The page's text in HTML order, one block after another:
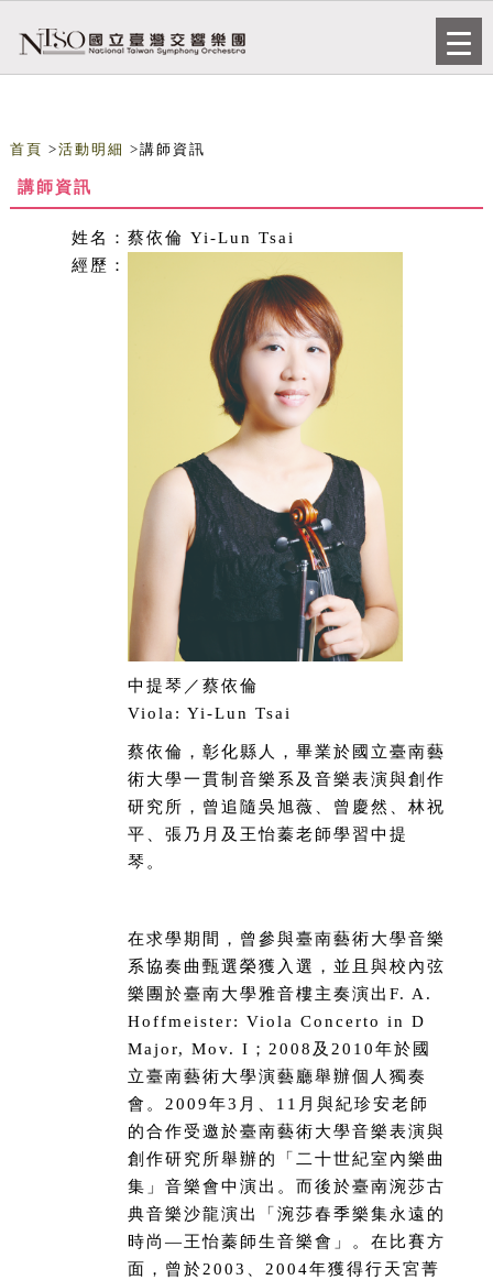
首頁 >活動明細 >講師資訊
講師資訊
姓名： 蔡依倫 Yi-Lun Tsai
經歷：
中提琴／蔡依倫
Viola: Yi-Lun Tsai
蔡依倫，彰化縣人，畢業於國立臺南藝
術大學一貫制音樂系及音樂表演與創作
研究所，曾追隨吳旭薇、曾慶然、林祝
平、張乃月及王怡蓁老師學習中提
琴。
在求學期間，曾參與臺南藝術大學音樂
系協奏曲甄選榮獲入選，並且與校內弦
樂團於臺南大學雅音樓主奏演出F. A.
Hoffmeister: Viola Concerto in D
Major, Mov. I；2008及2010年於國
立臺南藝術大學演藝廳舉辦個人獨奏
會。2009年3月、11月與紀珍安老師
的合作受邀於臺南藝術大學音樂表演與
創作研究所舉辦的「二十世紀室內樂曲
集」音樂會中演出。而後於臺南涴莎古
典音樂沙龍演出「涴莎春季樂集永遠的
時尚—王怡蓁師生音樂會」。在比賽方
面，曾於2003、2004年獲得行天宮菁